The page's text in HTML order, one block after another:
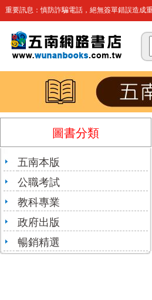
重要訊息：慎防詐騙電話，絕無簽單錯誤造成
圖書分類
五南本版
公職考試
教科專業
政府出版
暢銷精選